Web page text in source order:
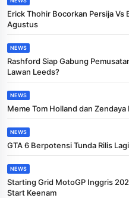
Erick Thohir Bocorkan Persija Vs
Agustus
NEWS
Rashford Siap Gabung
Lawan Leeds?
NEWS
Meme Tom Holland dan
NEWS
GTA 6 Berpotensi Tunda Rilis
NEWS
Starting Grid MotoGP Inggris
Start Keenam